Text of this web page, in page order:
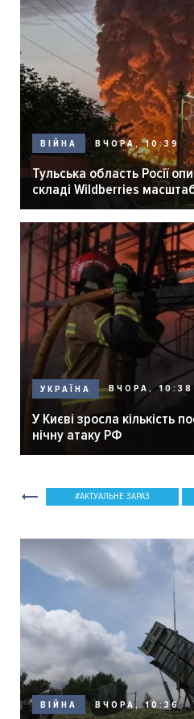
ВІЙНА ВЧОРА, 10:39
Тульська область Росії
складі Wildberries
УКРАЇНА ВЧОРА, 10:38
У Києві зросла кількість
нічну атаку РФ
АКТУАЛЬНЕ ЗАРАЗ
ВІЙНА ВЧОРА, 10:36